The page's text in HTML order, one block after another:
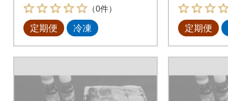
（0件）
定期便 冷凍 定期便